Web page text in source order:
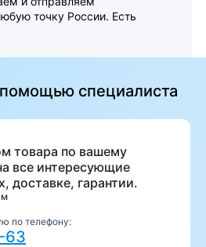
точку России. Есть
специалиста
товара по вашему
все интересующие
доставке, гарантии.
по телефону:
63